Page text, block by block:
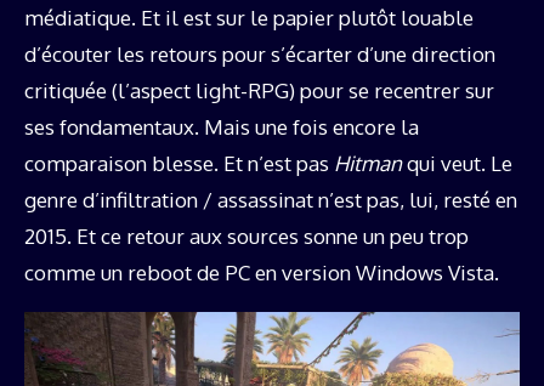
médiatique. Et il est sur le papier plutôt louable
d’écouter les retours pour s’écarter d’une direction
critiquée (l’aspect light-RPG) pour se recentrer sur
ses fondamentaux. Mais une fois encore la
comparaison blesse. Et n’est pas Hitmanqui veut. Le
genre d’infiltration / assassinat n’est pas, lui, resté en
2015. Et ce retour aux sources sonne un peu trop
comme un reboot de PC en version Windows Vista.